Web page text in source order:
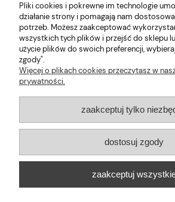
Pomoc
Moje konto
Informacje
2026 © mabaje
Sklep internetowy Shoper
Tel.:534736451| NIP:
122658200
Pliki cookies i pokrewne im technologie
działanie strony i pomagają nam
potrzeb. Możesz zaakceptować
wszystkich tych plików i przejść do sklepu
użycie plików do swoich preferencji,
zgody".
Więcej o plikach cookies przeczytasz w
prywatności.
zaakceptuj tylko
dostosuj zgody
zaakceptuj